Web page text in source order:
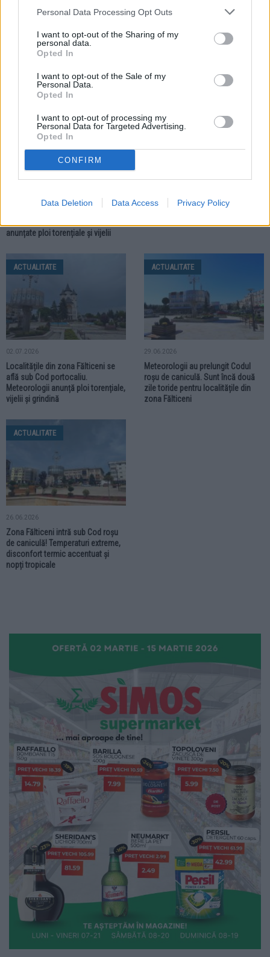
Personal Data Processing Opt Outs
I want to opt-out of the Sharing of my
personal data.
Opted In
I want to opt-out of the Sale of my
Personal Data.
Opted In
I want to opt-out of processing my
Personal Data for Targeted Advertising.
Opted In
CONFIRM
Data Deletion Data Access Privacy Policy
20.07.2026
Meteorologii au emis un nou Cod
portocaliu pentru zona Fălticeni.
torențiale
19.07.2026
Meteorologii au emis Cod
grindină și vijelii
anunțate ploi torențiale și vijelii
ACTUALITATE
02.07.2026
Localitățile din zona Fălticeni se
află sub Cod portocaliu.
Meteorologii anunță ploi torențiale,
vijelii și grindină
ACTUALITATE
29.06.2026
Meteorologii au prelungit Codul
roșu de caniculă. Sunt încă două
zile toride pentru localitățile din
zona Fălticeni
ACTUALITATE
26.06.2026
Zona Fălticeni intră sub Cod roșu
de caniculă! Temperaturi extreme,
disconfort termic accentuat și
nopți tropicale